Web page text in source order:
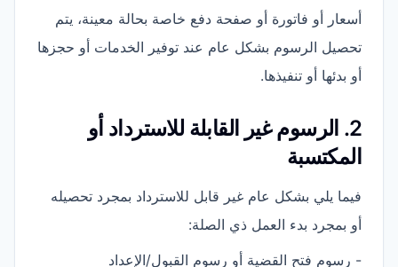
أسعار أو فاتورة أو صفحة دفع خاصة بحالة معينة، يتم
تحصيل الرسوم بشكل عام عند توفير الخدمات أو حجزها
أو بدئها أو تنفيذها.
2. الرسوم غير القابلة للاسترداد أو
المكتسبة
فيما يلي بشكل عام غير قابل للاسترداد بمجرد تحصيله
أو بمجرد بدء العمل ذي الصلة:
- رسوم فتح القضية أو رسوم القبول/الإعداد